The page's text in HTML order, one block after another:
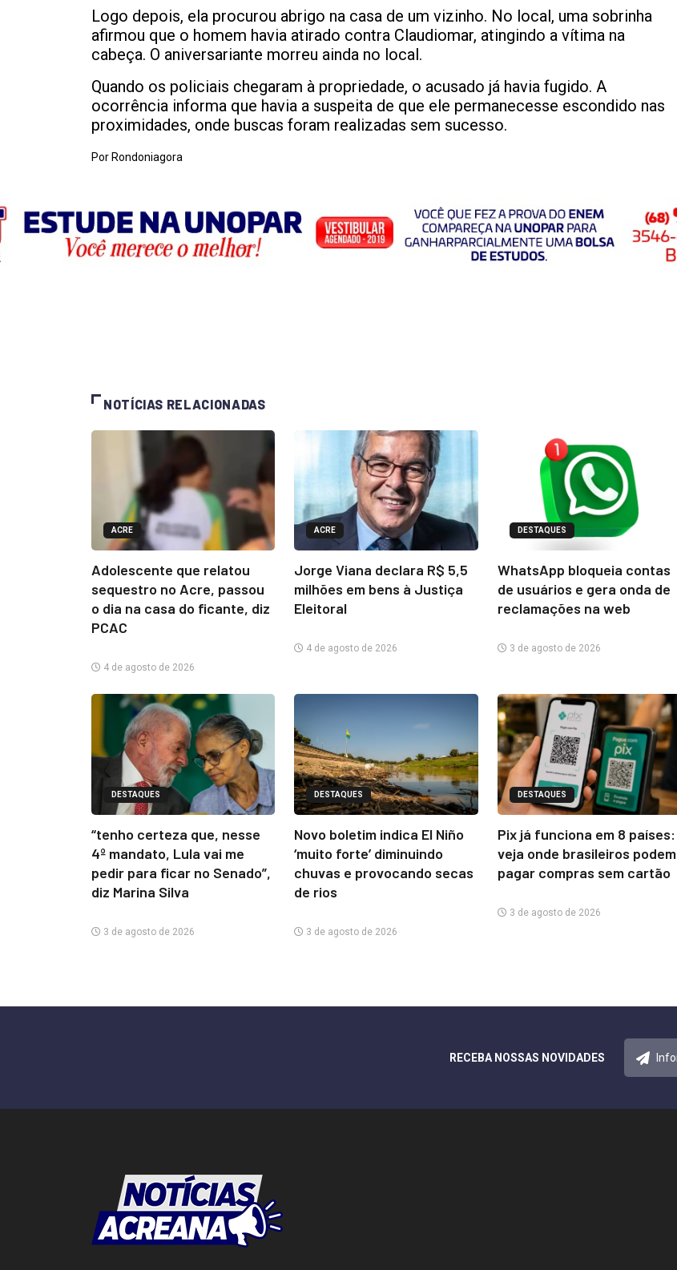
Logo depois, ela procurou abrigo na casa de um vizinho. No local, uma sobrinha
afirmou que o homem havia atirado contra Claudiomar, atingindo a vítima na
cabeça. O aniversariante morreu ainda no local.
Quando os policiais chegaram à propriedade, o acusado já havia fugido. A
ocorrência informa que havia a suspeita de que ele permanecesse escondido nas
proximidades, onde buscas foram realizadas sem sucesso.
Por Rondoniagora
NOTÍCIAS RELACIONADAS
ACRE
Adolescente que relatou
sequestro no Acre, passou
o dia na casa do ficante, diz
PCAC
4 de agosto de 2026
ACRE
Jorge Viana declara R$ 5,5
milhões em bens à Justiça
Eleitoral
4 de agosto de 2026
DESTAQUES
WhatsApp bloqueia contas
de usuários e gera onda de
reclamações na web
3 de agosto de 2026
DESTAQUES
“tenho certeza que, nesse
4º mandato, Lula vai me
pedir para ficar no Senado”,
diz Marina Silva
3 de agosto de 2026
DESTAQUES
Novo boletim indica El Niño
‘muito forte’ diminuindo
chuvas e provocando secas
de rios
3 de agosto de 2026
DESTAQUES
Pix já funciona em 8 países:
veja onde brasileiros podem
pagar compras sem cartão
3 de agosto de 2026
RECEBA NOSSAS NOVIDADES